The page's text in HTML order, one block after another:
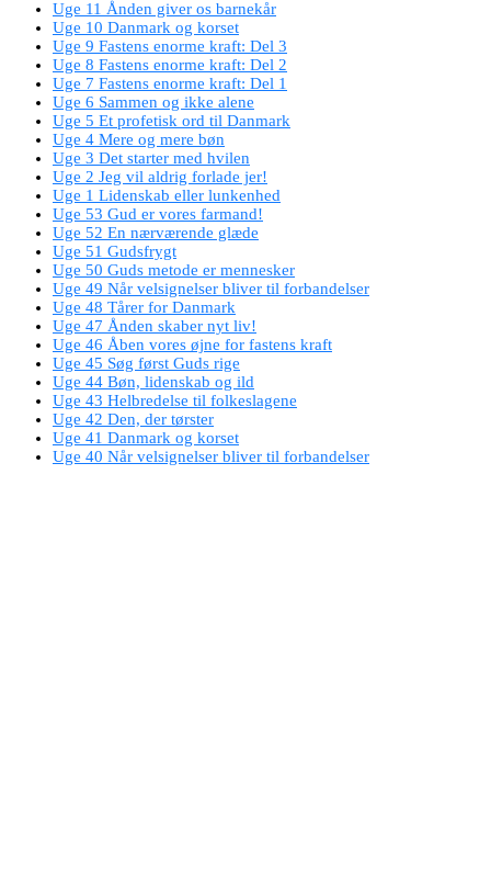
Uge 11 Ånden giver os barnekår
Uge 10 Danmark og korset
Uge 9 Fastens enorme kraft: Del 3
Uge 8 Fastens enorme kraft: Del 2
Uge 7 Fastens enorme kraft: Del 1
Uge 6 Sammen og ikke alene
Uge 5 Et profetisk ord til Danmark
Uge 4 Mere og mere bøn
Uge 3 Det starter med hvilen
Uge 2 Jeg vil aldrig forlade jer!
Uge 1 Lidenskab eller lunkenhed
Uge 53 Gud er vores farmand!
Uge 52 En nærværende glæde
Uge 51 Gudsfrygt
Uge 50 Guds metode er mennesker
Uge 49 Når velsignelser bliver til forbandelser
Uge 48 Tårer for Danmark
Uge 47 Ånden skaber nyt liv!
Uge 46 Åben vores øjne for fastens kraft
Uge 45 Søg først Guds rige
Uge 44 Bøn, lidenskab og ild
Uge 43 Helbredelse til folkeslagene
Uge 42 Den, der tørster
Uge 41 Danmark og korset
Uge 40 Når velsignelser bliver til forbandelser